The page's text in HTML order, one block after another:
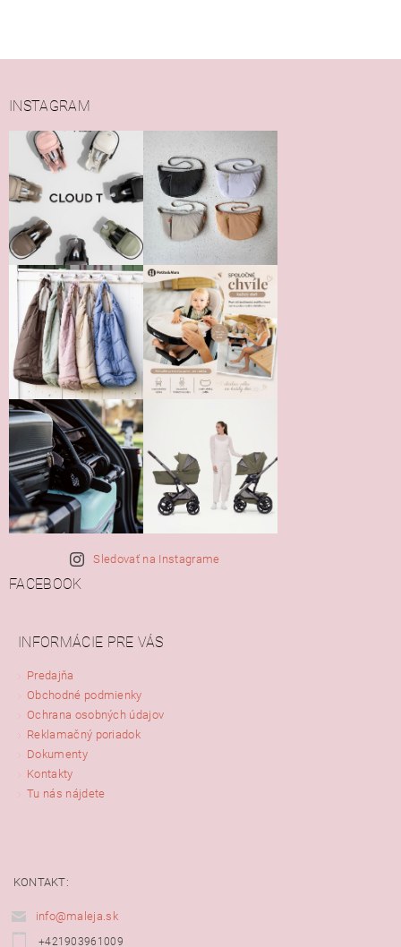
Vložením hodnotenie súhlasíte s
podmienkami ochrany
osobných údajov
INSTAGRAM
Sledovať na Instagrame
FACEBOOK
INFORMÁCIE PRE VÁS
Predajňa
Obchodné podmienky
Ochrana osobných údajov
Reklamačný poriadok
Dokumenty
Kontakty
Tu nás nájdete
KONTAKT:
info@maleja.sk
+421903961009